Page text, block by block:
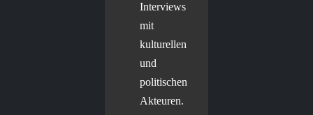
Interviews
mit
kulturellen
und
politischen
Akteuren.